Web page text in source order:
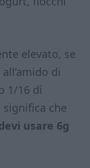
elevato, se
di
1/16 di
che
usare 6g